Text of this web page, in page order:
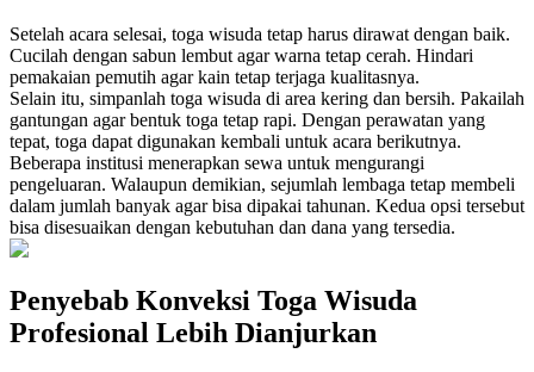
Setelah acara selesai, toga wisuda tetap harus dirawat dengan baik.
Cucilah dengan sabun lembut agar warna tetap cerah. Hindari
pemakaian pemutih agar kain tetap terjaga kualitasnya.
Selain itu, simpanlah toga wisuda di area kering dan bersih. Pakailah
gantungan agar bentuk toga tetap rapi. Dengan perawatan yang
tepat, toga dapat digunakan kembali untuk acara berikutnya.
Beberapa institusi menerapkan sewa untuk mengurangi
pengeluaran. Walaupun demikian, sejumlah lembaga tetap membeli
dalam jumlah banyak agar bisa dipakai tahunan. Kedua opsi tersebut
bisa disesuaikan dengan kebutuhan dan dana yang tersedia.
Penyebab Konveksi Toga Wisuda
Profesional Lebih Dianjurkan